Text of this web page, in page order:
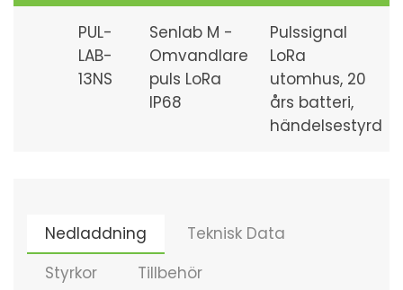
PUL-
LAB-
13NS
Senlab M -
Omvandlare
puls LoRa
IP68
Pulssignal
LoRa
utomhus, 20
års batteri,
händelsestyrd
Nedladdning
Teknisk Data
Styrkor
Tillbehör